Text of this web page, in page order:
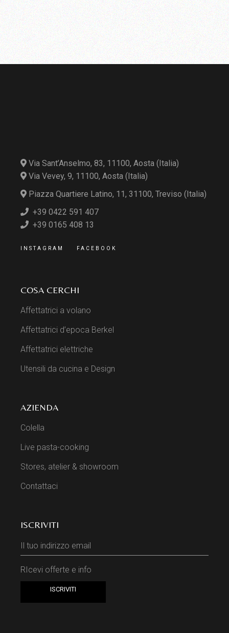
Via Sant’Anselmo, 83, 11100, Aosta (Italia)
Via Vevey, 9, 11100, Aosta (Italia)
Piazza Quartiere Latino, 11, 31100, Treviso (Italia)
+39 0422 591 407
+39 0165 408 13
INSTAGRAM FACEBOOK
COSA CERCHI
Affettatrici a volano
Affettatrici d’epoca Berkel
Affettatrici elettriche
Utensili da cucina e Design
AZIENDA
Colella
Live pasta-cooking
Stores, atelier & showroom
Contattaci
ISCRIVITI
RIcevi offerte e info